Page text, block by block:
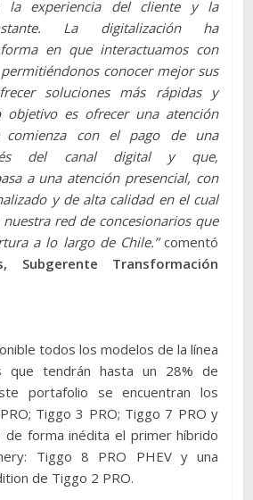
la experiencia del cliente y la
La digitalización ha
en que interactuamos con
conocer mejor sus
soluciones más rápidas y
objetivo es ofrecer una atención
comienza con el pago de una
del canal digital y que,
a una atención presencial, con
y de alta calidad en el cual
red de concesionarios que
a lo largo de Chile.”comentó
Subgerente Transformación
todos los modelos de la línea
que tendrán hasta un 28% de
portafolio se encuentran los
Tiggo 3 PRO; Tiggo 7 PRO y
de forma inédita el primer híbrido
Tiggo 8 PRO PHEV y una
de Tiggo 2 PRO.